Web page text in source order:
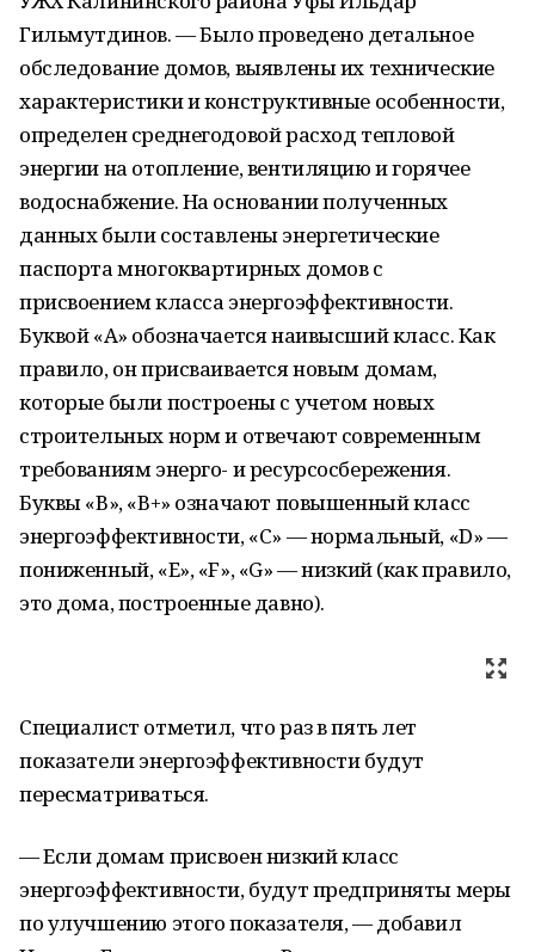
Гильмутдинов. — Было проведено детальное
обследование домов, выявлены их технические
характеристики и конструктивные особенности,
определен среднегодовой расход тепловой
энергии на отопление, вентиляцию и горячее
водоснабжение. На основании полученных
данных были составлены энергетические
паспорта многоквартирных домов с
присвоением класса энергоэффективности.
Буквой «А» обозначается наивысший класс. Как
правило, он присваивается новым домам,
которые были построены с учетом новых
строительных норм и отвечают современным
требованиям энерго- и ресурсосбережения.
Буквы «В», «В+» означают повышенный класс
энергоэффективности, «С» — нормальный, «D» —
пониженный, «Е», «F», «G» — низкий (как правило,
это дома, построенные давно).
Специалист отметил, что раз в пять лет
показатели энергоэффективности будут
пересматриваться.
— Если домам присвоен низкий класс
энергоэффективности, будут предприняты меры
по улучшению этого показателя, — добавил